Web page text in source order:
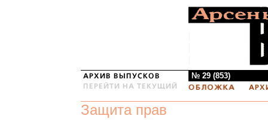
№ 29 (853)
Защита прав